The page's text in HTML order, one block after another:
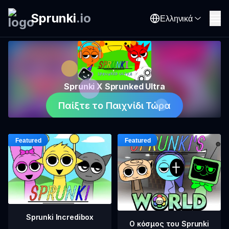
Sprunki.io Ελληνικά
Sprunki X Sprunked Ultra
Παίξτε το Παιχνίδι Τώρα
Sprunki Incredibox
Ο κόσμος του Sprunki